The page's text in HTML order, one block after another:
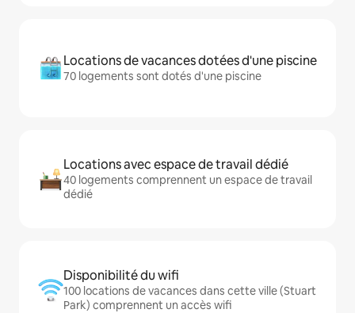
Locations de vacances dotées d'une piscine
70 logements sont dotés d'une piscine
Locations avec espace de travail dédié
40 logements comprennent un espace de travail
dédié
Disponibilité du wifi
100 locations de vacances dans cette ville (Stuart
Park) comprennent un accès wifi